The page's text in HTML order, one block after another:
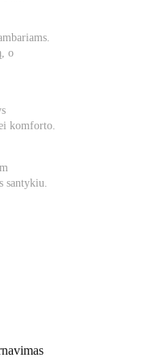
o
komforto.
santykiu.